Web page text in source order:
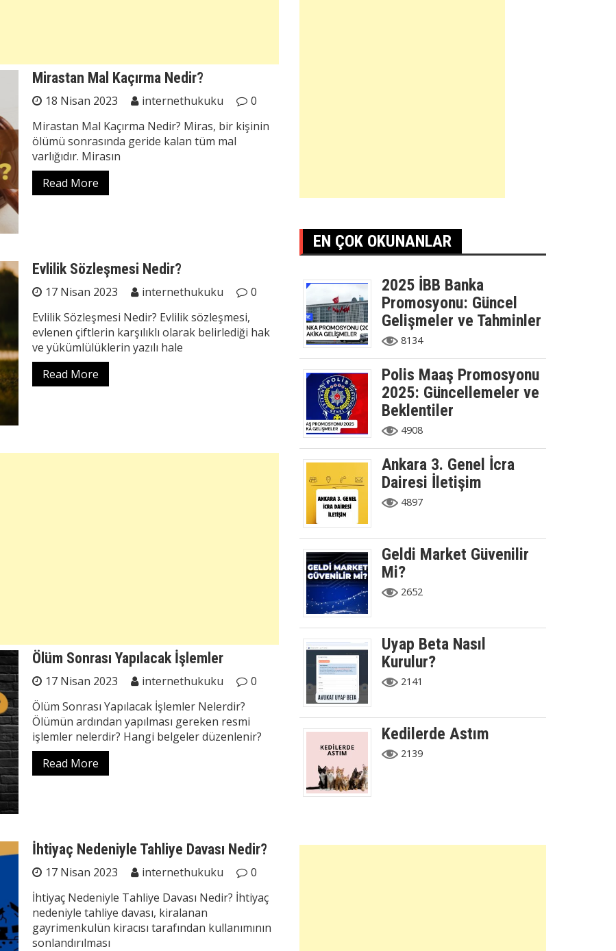
Mirastan Mal Kaçırma Nedir?
18 Nisan 2023 internethukuku
0
Mirastan Mal Kaçırma Nedir? Miras, bir kişinin
ölümü sonrasında geride kalan tüm mal
varlığıdır. Mirasın
Read More
Evlilik Sözleşmesi Nedir?
17 Nisan 2023 internethukuku
0
Evlilik Sözleşmesi Nedir? Evlilik sözleşmesi,
evlenen çiftlerin karşılıklı olarak belirlediği hak
ve yükümlülüklerin yazılı hale
Read More
Ölüm Sonrası Yapılacak İşlemler
17 Nisan 2023 internethukuku
0
Ölüm Sonrası Yapılacak İşlemler Nelerdir?
Ölümün ardından yapılması gereken resmi
işlemler nelerdir? Hangi belgeler düzenlenir?
Read More
İhtiyaç Nedeniyle Tahliye Davası Nedir?
17 Nisan 2023 internethukuku
0
İhtiyaç Nedeniyle Tahliye Davası Nedir? İhtiyaç
nedeniyle tahliye davası, kiralanan
gayrimenkulün kiracısı tarafından kullanımının
sonlandırılması
EN ÇOK OKUNANLAR
2025 İBB Banka
Promosyonu: Güncel
Gelişmeler ve Tahminler
8134
Polis Maaş Promosyonu
2025: Güncellemeler ve
Beklentiler
4908
Ankara 3. Genel İcra
Dairesi İletişim
4897
Geldi Market Güvenilir
Mi?
2652
Uyap Beta Nasıl
Kurulur?
2141
Kedilerde Astım
2139